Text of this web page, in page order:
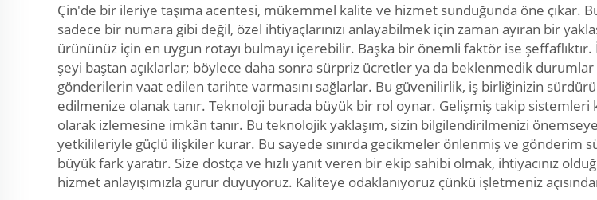
Çin'de bir ileriye taşıma acentesi, mükemmel kalite ve hizmet sunduğunda öne
sadece bir numara gibi değil, özel ihtiyaçlarınızı anlayabilmek için zaman ayıran bir
ürününüz için en uygun rotayı bulmayı içerebilir. Başka bir önemli faktör ise
şeyi baştan açıklarlar; böylece daha sonra sürpriz ücretler ya da beklenmedik
gönderilerin vaat edilen tarihte varmasını sağlarlar. Bu güvenilirlik, iş birliğinizin
edilmenize olanak tanır. Teknoloji burada büyük bir rol oynar. Gelişmiş takip
olarak izlemesine imkân tanır. Bu teknolojik yaklaşım, sizin bilgilendirilmenizi
yetkilileriyle güçlü ilişkiler kurar. Bu sayede sınırda gecikmeler önlenmiş ve
büyük fark yaratır. Size dostça ve hızlı yanıt veren bir ekip sahibi olmak, ihtiyacınız
hizmet anlayışımızla gurur duyuyoruz. Kaliteye odaklanıyoruz çünkü işletmeniz